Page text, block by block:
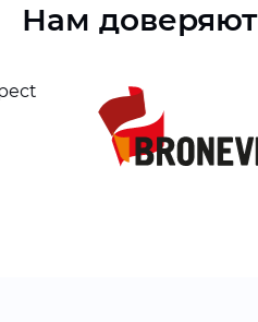
Нам доверяют